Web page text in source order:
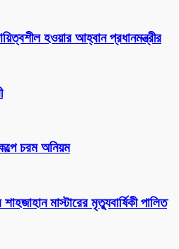
হওয়ার আহ্বান প্রধানমন্ত্রীর
চরম অনিয়ম
মাস্টারের মৃত্যুবার্ষিকী পালিত